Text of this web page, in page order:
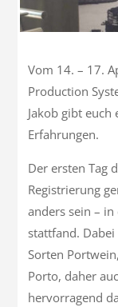
Vom 14. – 17.
Production
Jakob gibt euch
Erfahrungen.
Der ersten Tag
Registrierung
anders sein –
stattfand.
Sorten
Porto, daher
hervorragend